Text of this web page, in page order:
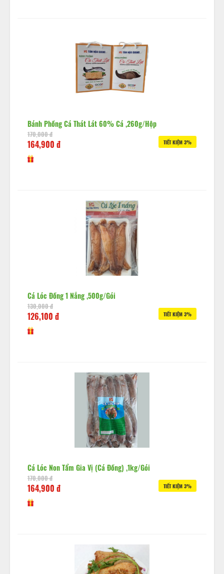
Bánh Phồng Cá Thát Lát 60% Cá ,260g/hộp
170,000 đ
164,900 đ TIẾT KIỆM 3%
Cá Lóc Đồng 1 Nắng ,500g/gói
130,000 đ
126,100 đ TIẾT KIỆM 3%
Cá Lóc Non Tẩm Gia Vị (cá Đồng) ,1kg/gói
170,000 đ
164,900 đ TIẾT KIỆM 3%